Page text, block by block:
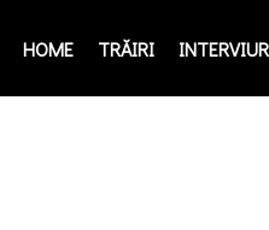
HOME TRĂIRI